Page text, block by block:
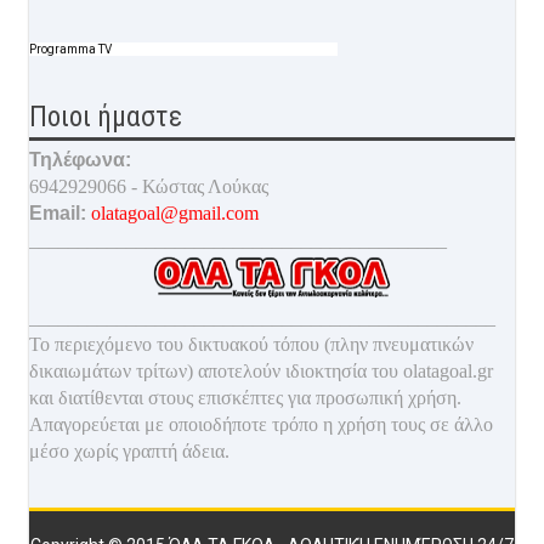
Programma TV
Ποιοι ήμαστε
Τηλέφωνα:
6942929066 - Κώστας Λούκας
Email: olatagoal@gmail.com
Το περιεχόμενο του δικτυακού τόπου (πλην πνευματικών
δικαιωμάτων τρίτων) αποτελούν ιδιοκτησία του olatagoal.gr
και διατίθενται στους επισκέπτες για προσωπική χρήση.
Απαγορεύεται με οποιοδήποτε τρόπο η χρήση τους σε άλλο
μέσο χωρίς γραπτή άδεια.